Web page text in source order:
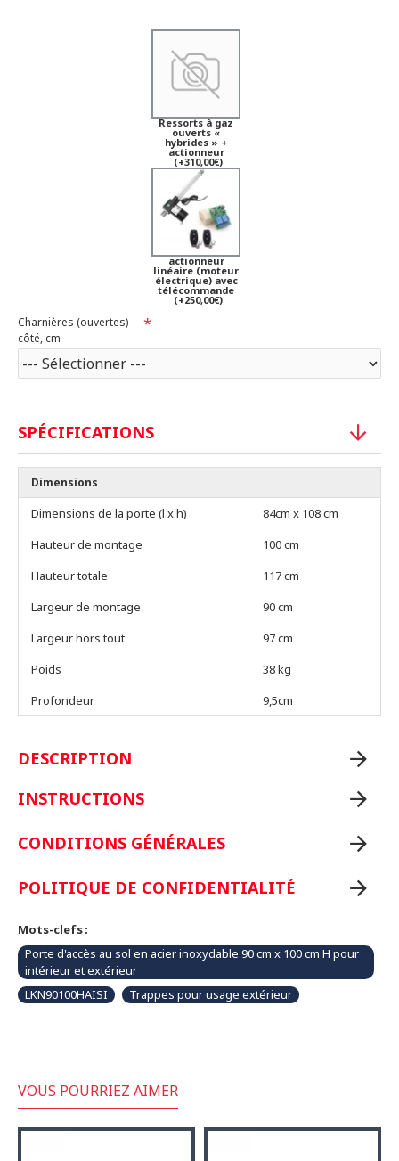
Ressorts à gaz
ouverts «
hybrides » +
actionneur
(+310,00€)
actionneur
linéaire (moteur
électrique) avec
télécommande
(+250,00€)
Charnières (ouvertes)
côté, cm
SPÉCIFICATIONS
Dimensions
Dimensions de la porte (l x h)
84cm x 108 cm
Hauteur de montage
100 cm
Hauteur totale
117 cm
Largeur de montage
90 cm
Largeur hors tout
97 cm
Poids
38 kg
Profondeur
9,5cm
DESCRIPTION
INSTRUCTIONS
CONDITIONS GÉNÉRALES
POLITIQUE DE CONFIDENTIALITÉ
Mots-clefs :
Porte d'accès au sol en acier inoxydable 90 cm x 100 cm H pour
intérieur et extérieur
LKN90100HAISI
Trappes pour usage extérieur
VOUS POURRIEZ AIMER